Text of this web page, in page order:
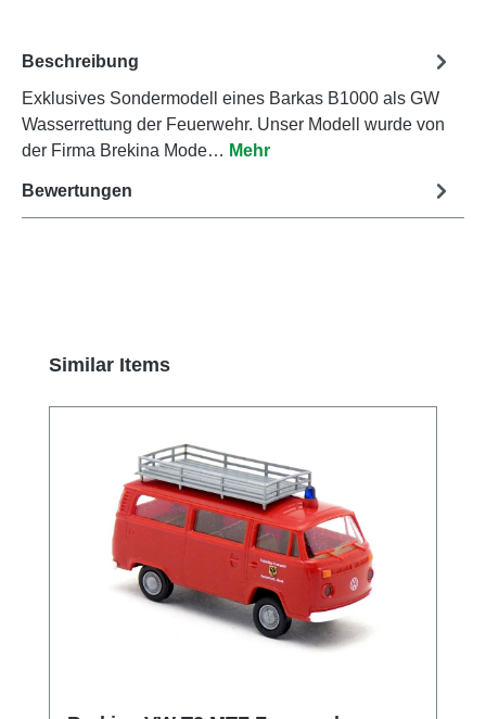
Beschreibung
Exklusives Sondermodell eines Barkas B1000 als GW
Wasserrettung der Feuerwehr. Unser Modell wurde von
der Firma Brekina Mode… Mehr
Bewertungen
Produktgalerie überspringen
Similar Items